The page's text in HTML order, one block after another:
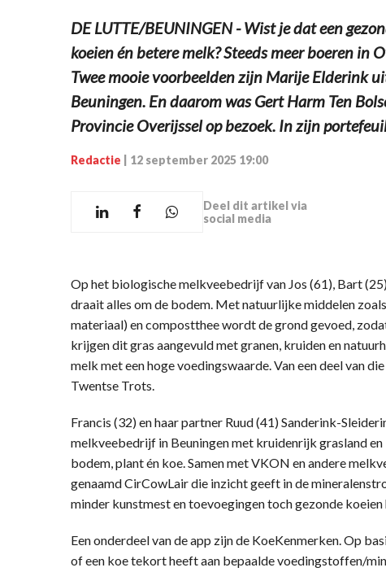
DE LUTTE/BEUNINGEN - Wist je dat een
koeien én betere melk? Steeds meer boeren in
Twee mooie voorbeelden zijn Marije Elderink
Beuningen. En daarom was Gert Harm Ten
Provincie Overijssel op bezoek. In zijn
Redactie 12 september 2025 19:00
Deel dit artikel via
social media
Op het biologische melkveebedrijf van Jos (61), Bart
draait alles om de bodem. Met natuurlijke middelen
materiaal) en compostthee wordt de grond gevoed,
krijgen dit gras aangevuld met granen, kruiden en
melk met een hoge voedingswaarde. Van een deel van
Twentse Trots.
Francis (32) en haar partner Ruud (41) Sanderink-
melkveebedrijf in Beuningen met kruidenrijk grasland
bodem, plant én koe. Samen met VKON en andere
genaamd CirCowLair die inzicht geeft in de
minder kunstmest en toevoegingen toch gezonde
Een onderdeel van de app zijn de KoeKenmerken. Op
of een koe tekort heeft aan bepaalde voedingstoffen/